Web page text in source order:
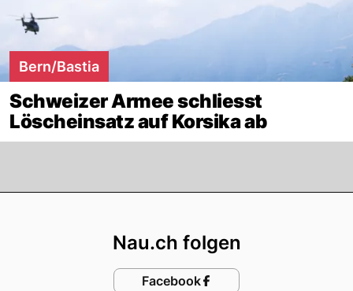
Bern/Bastia
Schweizer Armee schliesst
Löscheinsatz auf Korsika ab
Nau.ch folgen
Facebook